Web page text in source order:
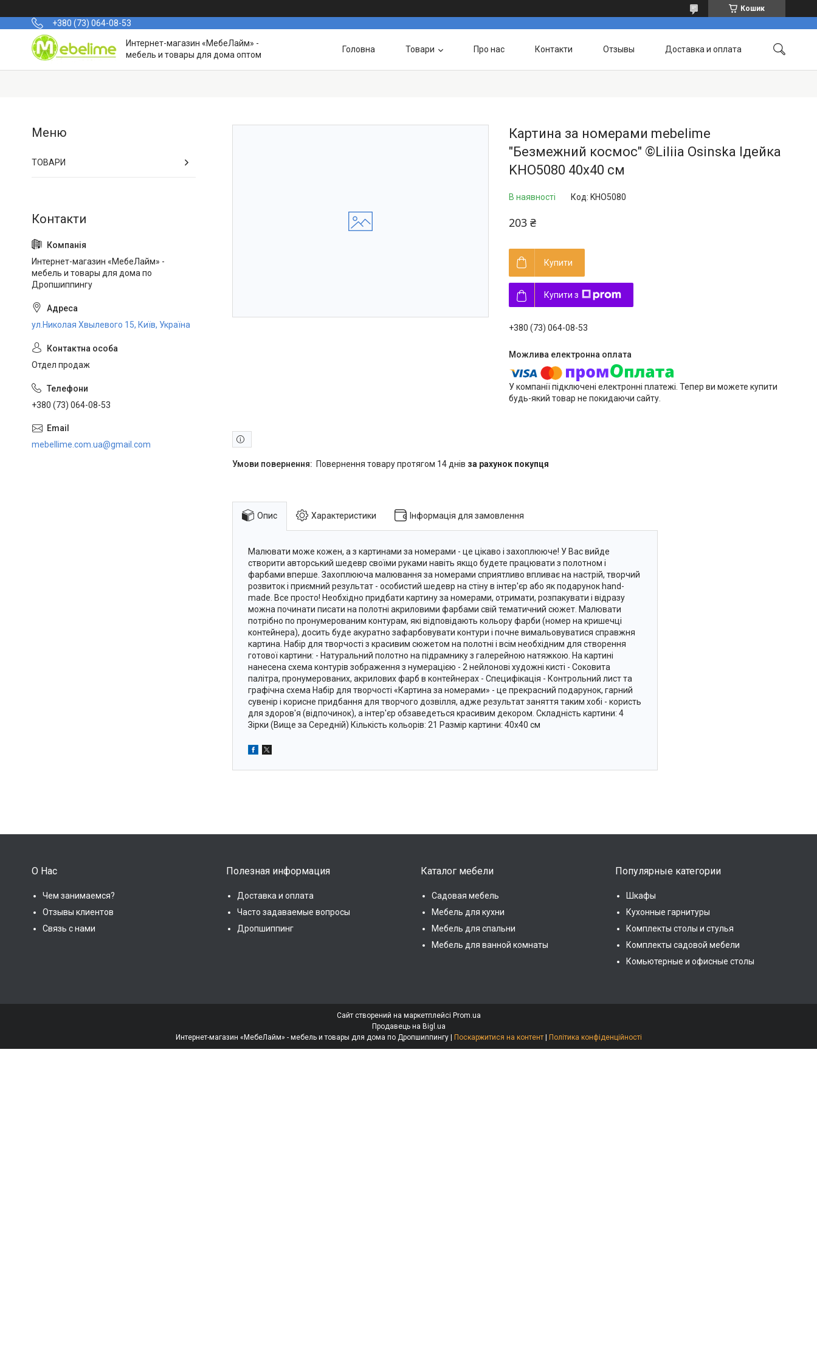
Кошик
+380 (73) 064-08-53
Интернет-магазин «МебеЛайм» -
мебель и товары для дома оптом
Головна Товари Про нас Контакти Отзывы Доставка и оплата
Картина за номерами mebelime
"Безмежний космос" ©Liliia Osinska Ідейка
KHO5080 40х40 см
В наявності Код: KHO5080
203 ₴
Купити
Купити з
+380 (73) 064-08-53
У компанії підключені електронні платежі. Тепер ви можете купити
будь-який товар не покидаючи сайту.
повернення товару протягом 14 днів за рахунок покупця
Опис Характеристики Інформація для замовлення
Малювати може кожен, а з картинами за номерами - це цікаво і захоплююче! У Вас вийде
створити авторський шедевр своїми руками навіть якщо будете працювати з полотном і
фарбами вперше. Захоплююча малювання за номерами сприятливо впливає на настрій, творчий
розвиток і приємний результат - особистий шедевр на стіну в інтер'єр або як подарунок hand-
made. Все просто! Необхідно придбати картину за номерами, отримати, розпакувати і відразу
можна починати писати на полотні акриловими фарбами свій тематичний сюжет. Малювати
потрібно по пронумерованим контурам, які відповідають кольору фарби (номер на кришечці
контейнера), досить буде акуратно зафарбовувати контури і почне вимальовуватися справжня
картина. Набір для творчості з красивим сюжетом на полотні і всім необхідним для створення
готової картини: - Натуральний полотно на підрамнику з галерейною натяжкою. На картині
нанесена схема контурів зображення з нумерацією - 2 нейлонові художні кисті - Соковита
палітра, пронумерованих, акрилових фарб в контейнерах - Специфікація - Контрольний лист та
графічна схема Набір для творчості «Картина за номерами» - це прекрасний подарунок, гарний
сувенір і корисне придбання для творчого дозвілля, адже результат заняття таким хобі - користь
для здоров'я (відпочинок), а інтер'єр обзаведеться красивим декором. Складність картини: 4
Зірки (Вище за Середній) Кількість кольорів: 21 Размір картини: 40х40 см
ТОВАРИ
Интернет-магазин «МебеЛайм» -
мебель и товары для дома по
Дропшиппингу
ул.Николая Хвылевого 15, Київ, Україна
Отдел продаж
+380 (73) 064-08-53
mebellime.com.ua@gmail.com
О Нас
Чем занимаемся?
Отзывы клиентов
Связь с нами
Полезная информация
Доставка и оплата
Часто задаваемые вопросы
Дропшиппинг
Каталог мебели
Садовая мебель
Мебель для кухни
Мебель для спальни
Мебель для ванной комнаты
Популярные категории
Шкафы
Кухонные гарнитуры
Комплекты столы и стулья
Комплекты садовой мебели
Комьютерные и офисные столы
Сайт створений на маркетплейсі Prom.ua
Продавець на Bigl.ua
Поскаржитися на контент Політика конфіденційності